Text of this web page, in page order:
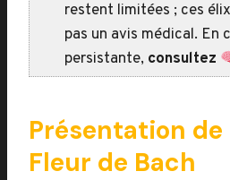
restent limitées ; ces
pas un avis médical. En
persistante, consultez
Présentation de
Fleur de Bach